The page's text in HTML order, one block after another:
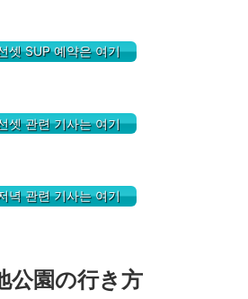
셋 SUP 예약은 여기
셋 관련 기사는 여기
녁 관련 기사는 여기
公園の行き方